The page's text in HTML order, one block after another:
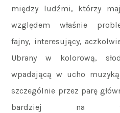
między ludźmi, którzy
względem właśnie
fajny, interesujący,
Ubrany w kolorową,
wpadającą w ucho
szczególnie przez parę
bardziej na